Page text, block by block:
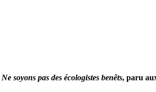
Ne soyons pas des écologistes benêts, paru